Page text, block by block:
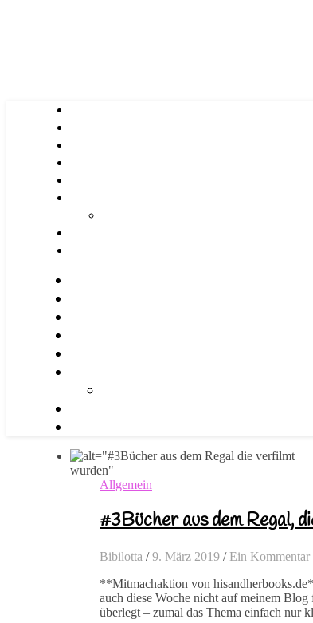
Allgemein
#3Bücher aus dem Regal,
Bibilotta / 9. März 2019 / Ein Kommentar
**Mitmachaktion von
auch diese Woche nicht auf meinem
überlegt – zumal das Thema einfach nur